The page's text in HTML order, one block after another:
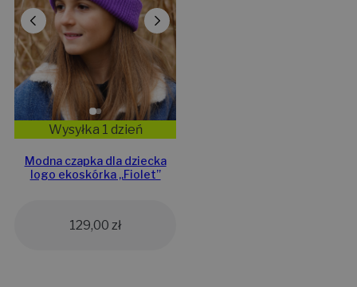
Wysyłka 1 dzień
Modna czapka dla dziecka
logo ekoskórka „Fiolet”
129,00 zł